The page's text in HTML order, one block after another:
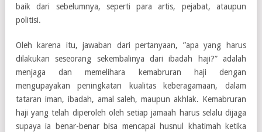
baik dari sebelumnya, seperti para artis, pejabat, ataupun
politisi.
Oleh karena itu, jawaban dari pertanyaan, ”apa yang harus
dilakukan seseorang sekembalinya dari ibadah haji?” adalah
menjaga dan memelihara kemabruran haji dengan
mengupayakan peningkatan kualitas keberagamaan, dalam
tataran iman, ibadah, amal saleh, maupun akhlak. Kemabruran
haji yang telah diperoleh oleh setiap jamaah harus selalu dijaga
supaya ia benar-benar bisa mencapai husnul khatimah ketika